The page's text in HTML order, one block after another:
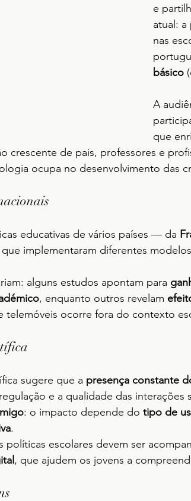
e
atual:
nas
básico
A
que
crescente de pais, professores e
ocupa no desenvolvimento das
educativas de vários países — da
implementaram diferentes
alguns estudos apontam para
, enquanto outros revelam
telemóveis ocorre fora do contexto
sugere que a presença constante
e a qualidade das interações
: o impacto depende do tipo de
.
políticas escolares devem ser
, que ajudem os jovens a